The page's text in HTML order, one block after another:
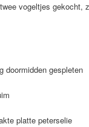
vogeltjes gekocht,
doormidden gespleten
platte peterselie